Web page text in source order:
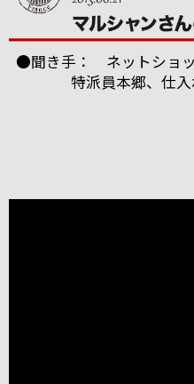
●聞き手： ネットショッ
特派員本郷、仕